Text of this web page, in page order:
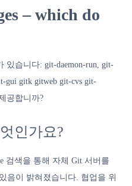
– which do
있습니다: git-daemon-run, git-
gui gitk gitweb git-cvs git-
공합니까?
인가요?
검색을 통해 자체 Git 서버를
음이 밝혀졌습니다. 협업을 위